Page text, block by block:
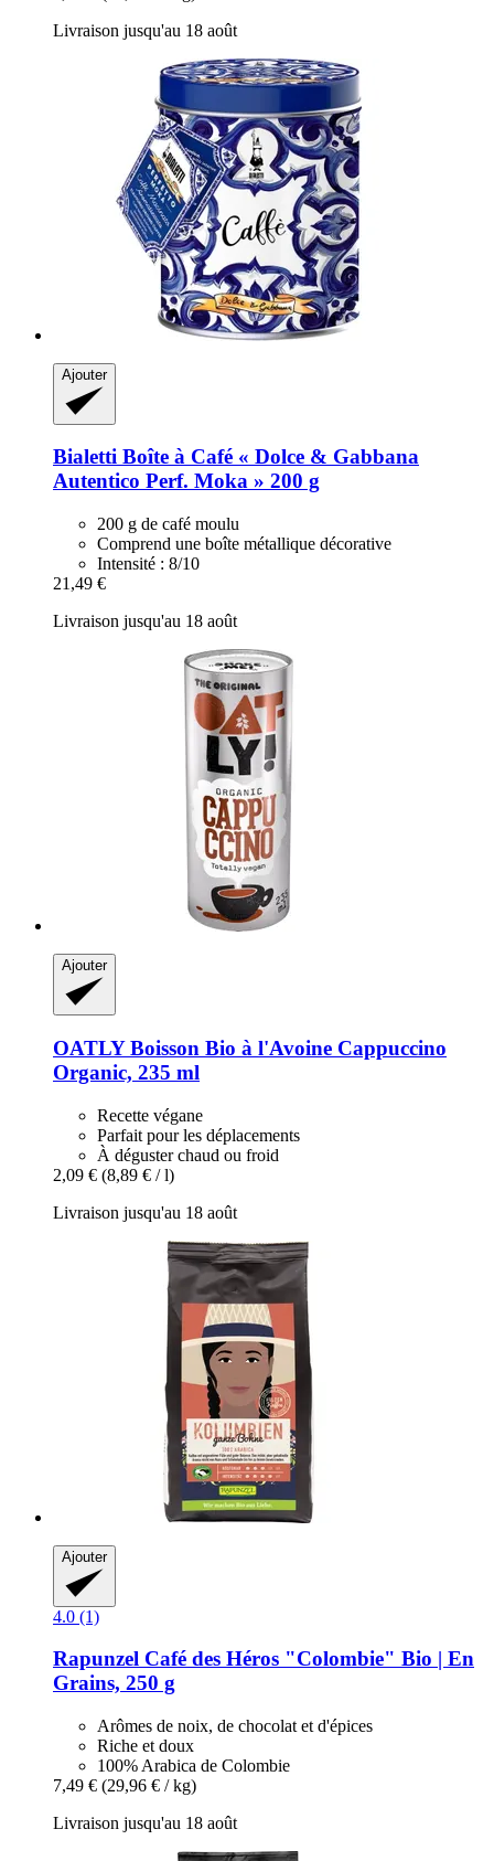
Livraison jusqu'au 18 août
Ajouter
Bialetti Boîte à Café « Dolce & Gabbana
Autentico Perf. Moka » 200 g
200 g de café moulu
Comprend une boîte métallique décorative
Intensité : 8/10
21,49 €
Livraison jusqu'au 18 août
Ajouter
OATLYBoisson Bio à l'Avoine Cappuccino
Organic, 235 ml
Recette végane
Parfait pour les déplacements
À déguster chaud ou froid
2,09 € (8,89 € / l)
Livraison jusqu'au 18 août
Ajouter
4.0 (1)
Rapunzel Café des Héros "Colombie" Bio | En
Grains, 250 g
Arômes de noix, de chocolat et d'épices
Riche et doux
100% Arabica de Colombie
7,49 € (29,96 € / kg)
Livraison jusqu'au 18 août